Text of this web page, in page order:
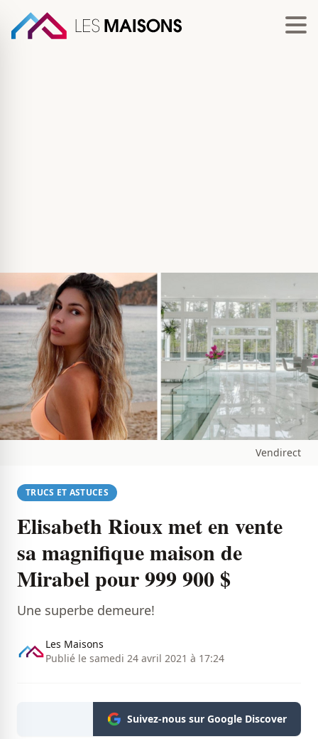
Vendirect
TRUCS ET ASTUCES
Elisabeth Rioux met en vente
sa magnifique maison de
Mirabel pour 999 900 $
Une superbe demeure!
Les Maisons
Publié le samedi 24 avril 2021 à 17:24
Suivez-nous sur Google Discover